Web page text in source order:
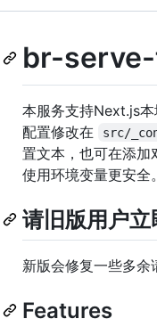
br-
本服务支持Next.js本
配置修改在
src/
置文本，也可在添加
使用环境变量更安全。
请旧版用户立
新版会修复一些多余
Features